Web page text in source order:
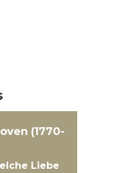
(1770-
Liebe